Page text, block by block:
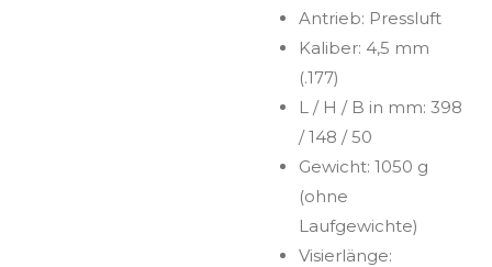
Antrieb: Pressluft
Kaliber: 4,5 mm
(.177)
L / H / B in mm: 398
/ 148 / 50
Gewicht: 1050 g
(ohne
Laufgewichte)
Visierlänge: